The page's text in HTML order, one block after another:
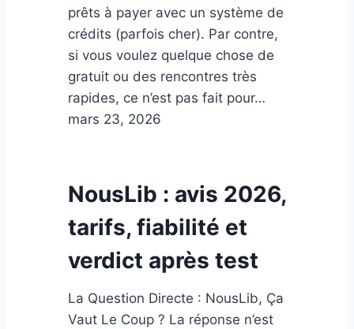
prêts à payer avec un système de
crédits (parfois cher). Par contre,
si vous voulez quelque chose de
gratuit ou des rencontres très
rapides, ce n’est pas fait pour…
mars 23, 2026
NousLib : avis 2026,
tarifs, fiabilité et
verdict après test
La Question Directe : NousLib, Ça
Vaut Le Coup ? La réponse n’est